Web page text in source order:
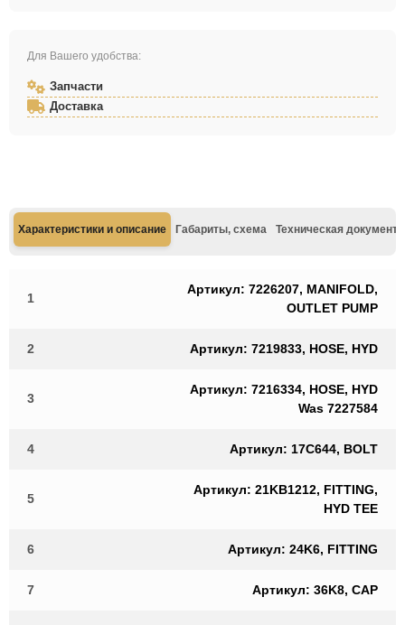
Для Вашего удобства:
Запчасти
Доставка
Характеристики и описание Габариты, схема Техническая
1
Артикул: 7226207, MANIFOLD,
OUTLET PUMP
2 Артикул: 7219833, HOSE, HYD
3
Артикул: 7216334, HOSE, HYD
Was 7227584
4 Артикул: 17C644, BOLT
5
Артикул: 21KB1212, FITTING,
HYD TEE
6 Артикул: 24K6, FITTING
7 Артикул: 36K8, CAP